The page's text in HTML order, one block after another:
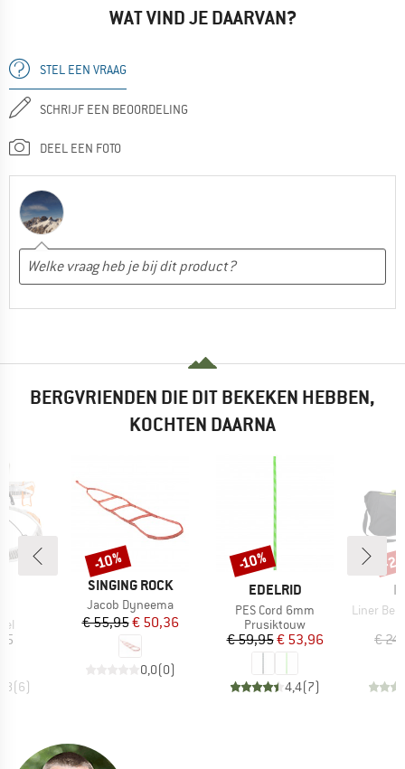
WAT VIND JE DAARVAN?
STEL EEN VRAAG
SCHRIJF EEN BEOORDELING
DEEL EEN FOTO
BERGVRIENDEN DIE DIT BEKEKEN HEBBEN,
KOCHTEN DAARNA
(6)
MERK
SINGING ROCK
Artikel
Jacob Dyneema
Prijs
€ 55,95Verlaagde prijs
€ 50,36
0,0(0)
Korting
-10%
MERK
EDELRID
Artikel
PES Cord 6mm
Productgroep
Prusiktouw
Prijs
€ 59,95Verlaagde prijs
€ 53,96
4,4(7)
Korting
-10%
Artikel
Liner
€
-